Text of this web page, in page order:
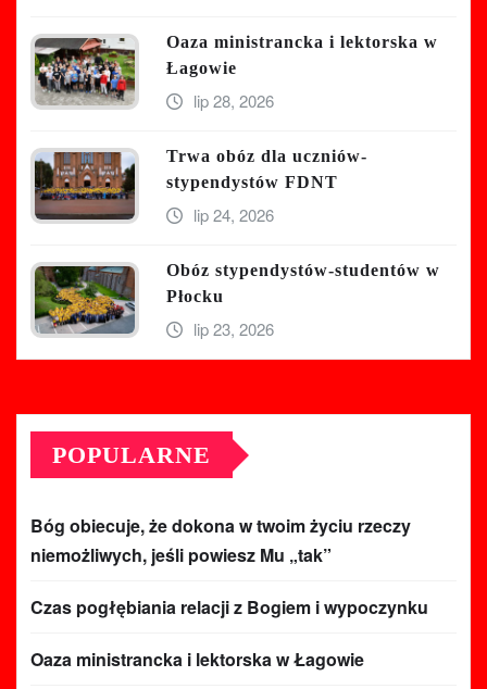
Oaza ministrancka i lektorska w
Łagowie
lip 28, 2026
Trwa obóz dla uczniów-
stypendystów FDNT
lip 24, 2026
Obóz stypendystów-studentów w
Płocku
lip 23, 2026
POPULARNE
Bóg obiecuje, że dokona w twoim życiu rzeczy
niemożliwych, jeśli powiesz Mu „tak”
Czas pogłębiania relacji z Bogiem i wypoczynku
Oaza ministrancka i lektorska w Łagowie